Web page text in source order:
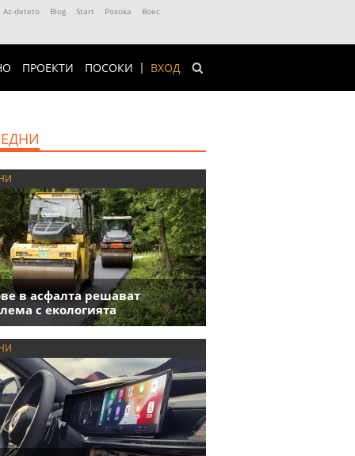
Az-deteto Blog Start Posoka
Boec
ВХОД
ПРОЕКТИ ПОСОКИ
в асфалта решават
с екологията